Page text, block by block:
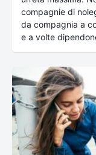
compagnie di
da compagnia a
e a volte